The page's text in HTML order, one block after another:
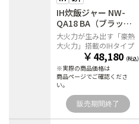
IH炊飯ジャー NW-
QA18 BA（ブラッ
ク）
大火力が生み出す「豪熱
大火力」搭載のIHタイプ
￥48,180 (税込)
※実際の商品価格は
商品ページでご確認くださ
い。
販売期間終了